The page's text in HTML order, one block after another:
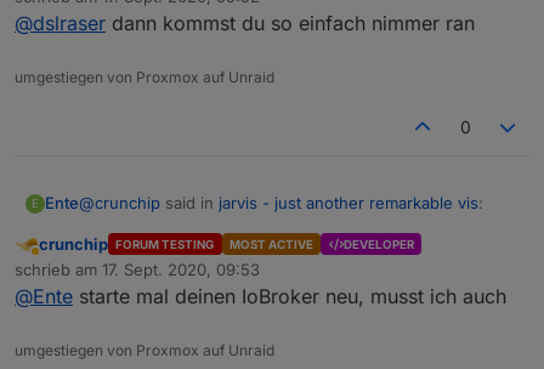
Einfach den Link ändern ?
zuletzt editiert von
@dslraser dann kommst du so einfach nimmer ran
umgestiegen von Proxmox auf Unraid
0
E Ente@crunchip said in jarvis - just another remarkable vis:
@Enterechts neben dem Mülleimer
über den oben angegebenen Weg bin ich gegangen:
Abwesend
crunchip FORUM TESTING MOST ACTIVE DEVELOPER
schrieb am 17. Sept. 2020, 09:53
zuletzt editiert von
@Ente starte mal deinen IoBroker neu, musst ich auch
umgestiegen von Proxmox auf Unraid